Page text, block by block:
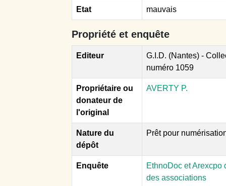
Etat mauvais
Propriété et enquête
Editeur
G.I.D. (Nantes) -
numéro 1059
Propriétaire ou
donateur de
l'original
AVERTY P.
Nature du
dépôt
Prêt pour
Enquête
EthnoDoc et Arexcpo
des associations